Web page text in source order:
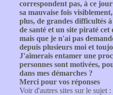
correspondent pas, à ce
sa mauvaise fois
plus, de grandes difficultés
de santé et un site piraté
mais que je n'ai pas
depuis plusieurs moi et
J'aimerais entamer une
personnes sont motivées,
dans mes démarches ?
Merci pour vos réponses
Voir d'autres sites sur le sujet :